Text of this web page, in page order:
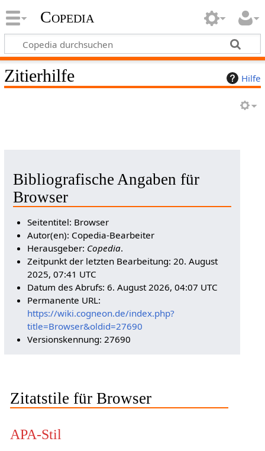
Copedia
Hilfe
Zitierhilfe
Bibliografische Angaben für
Browser
Seitentitel: Browser
Autor(en): Copedia-Bearbeiter
Herausgeber: Copedia.
Zeitpunkt der letzten Bearbeitung: 20. August
2025, 07:41 UTC
Datum des Abrufs: 6. August 2026, 04:07 UTC
Permanente URL:
https://wiki.cogneon.de/index.php?
title=Browser&oldid=27690
Versionskennung: 27690
Zitatstile für Browser
APA-Stil